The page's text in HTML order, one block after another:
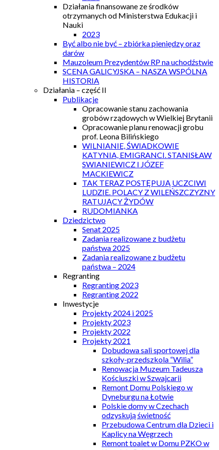
Działania finansowane ze środków
otrzymanych od Ministerstwa Edukacji i
Nauki
2023
Być albo nie być – zbiórka pieniędzy oraz
darów
Mauzoleum Prezydentów RP na uchodźstwie
SCENA GALICYJSKA – NASZA WSPÓLNA
HISTORIA
Działania – część II
Publikacje
Opracowanie stanu zachowania
grobów rządowych w Wielkiej Brytanii
Opracowanie planu renowacji grobu
prof. Leona Bilińskiego
WILNIANIE, ŚWIADKOWIE
KATYNIA, EMIGRANCI. STANISŁAW
SWIANIEWICZ I JÓZEF
MACKIEWICZ
TAK TERAZ POSTĘPUJĄ UCZCIWI
LUDZIE. POLACY Z WILEŃSZCZYZNY
RATUJĄCY ŻYDÓW
RUDOMIANKA
Dziedzictwo
Senat 2025
Zadania realizowane z budżetu
państwa 2025
Zadania realizowane z budżetu
państwa – 2024
Regranting
Regranting 2023
Regranting 2022
Inwestycje
Projekty 2024 i 2025
Projekty 2023
Projekty 2022
Projekty 2021
Dobudowa sali sportowej dla
szkoły-przedszkola “Wilia”
Renowacja Muzeum Tadeusza
Kościuszki w Szwajcarii
Remont Domu Polskiego w
Dyneburgu na Łotwie
Polskie domy w Czechach
odzyskują świetność
Przebudowa Centrum dla Dzieci i
Kaplicy na Węgrzech
Remont toalet w Domu PZKO w